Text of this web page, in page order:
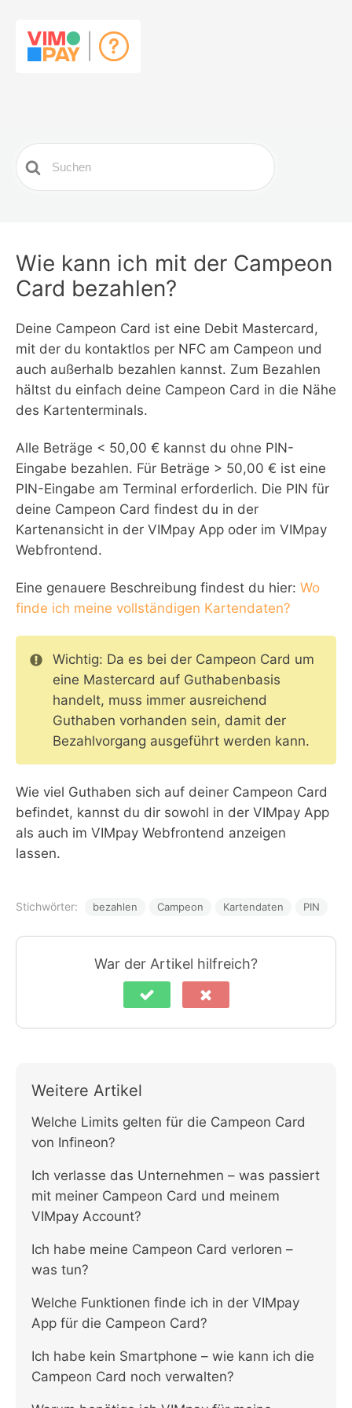
Search
For
Wie kann ich mit der Campeon
Card bezahlen?
Deine Campeon Card ist eine Debit Mastercard,
mit der du kontaktlos per NFC am Campeon und
auch außerhalb bezahlen kannst. Zum Bezahlen
hältst du einfach deine Campeon Card in die Nähe
des Kartenterminals.
Alle Beträge < 50,00 € kannst du ohne PIN-
Eingabe bezahlen. Für Beträge > 50,00 € ist eine
PIN-Eingabe am Terminal erforderlich. Die PIN für
deine Campeon Card findest du in der
Kartenansicht in der VIMpay App oder im VIMpay
Webfrontend.
Eine genauere Beschreibung findest du hier: Wo
finde ich meine vollständigen Kartendaten?
Wichtig: Da es bei der Campeon Card um
eine Mastercard auf Guthabenbasis
handelt, muss immer ausreichend
Guthaben vorhanden sein, damit der
Bezahlvorgang ausgeführt werden kann.
Wie viel Guthaben sich auf deiner Campeon Card
befindet, kannst du dir sowohl in der VIMpay App
als auch im VIMpay Webfrontend anzeigen
lassen.
Stichwörter: bezahlen Campeon Kartendaten PIN
War der Artikel hilfreich?
Weitere Artikel
Welche Limits gelten für die Campeon Card
von Infineon?
Ich verlasse das Unternehmen – was passiert
mit meiner Campeon Card und meinem
VIMpay Account?
Ich habe meine Campeon Card verloren –
was tun?
Welche Funktionen finde ich in der VIMpay
App für die Campeon Card?
Ich habe kein Smartphone – wie kann ich die
Campeon Card noch verwalten?